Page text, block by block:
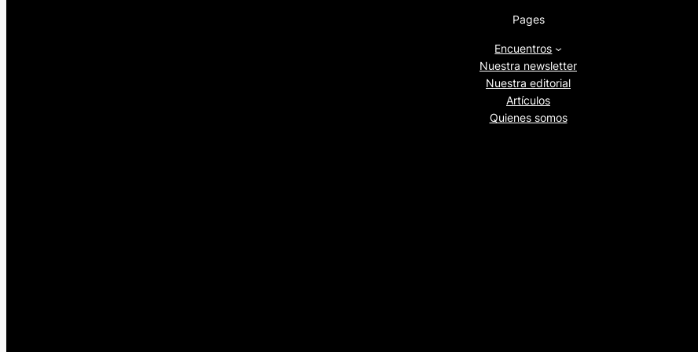
Pages
Encuentros
Nuestra newsletter
Nuestra editorial
Artículos
Quienes somos